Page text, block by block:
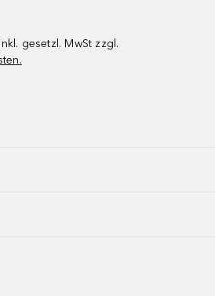
gesetzl. MwSt zzgl.